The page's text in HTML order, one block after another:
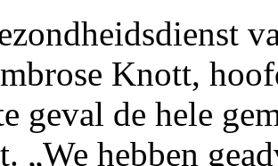
Knott,
geval de hele
„We hebben